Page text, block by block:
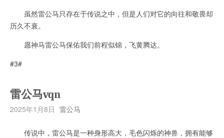
虽然雷公马只存在于传说之中，但是人们对它的向往和敬畏却
历久不衰。
愿神马雷公马保佑我们前程似锦，飞黄腾达。
#3#
雷公马vqn
2025年1月8日 雷公马
传说中，雷公马是一种身形高大，毛色闪烁的神兽，拥有能够